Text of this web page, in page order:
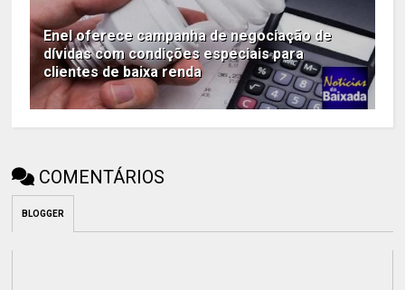
Enel oferece campanha de negociação de
dívidas com condições especiais para
clientes de baixa renda
COMENTÁRIOS
BLOGGER